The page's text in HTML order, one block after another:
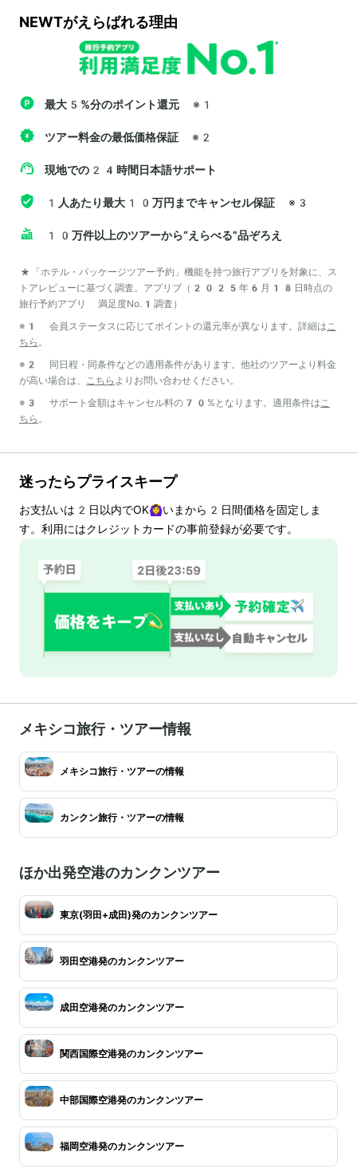
NEWTがえらばれる理由
最大5%分のポイント還元 ※1
ツアー料金の最低価格保証 ※2
現地での24時間日本語サポート
1人あたり最大10万円までキャンセル保証 ※3
10万件以上のツアーから“えらべる”品ぞろえ
*「ホテル・パッケージツアー予約」機能を持つ旅行アプリを対象に、ス
トアレビューに基づく調査。アプリブ（2025年6月18日時点の
旅行予約アプリ 満足度No.1調査）
※1 会員ステータスに応じてポイントの還元率が異なります。詳細はこ
ちら 。
※2 同日程・同条件などの適用条件があります。他社のツアーより料金
が高い場合は、 こちら よりお問い合わせください。
※3 サポート金額はキャンセル料の70%となります。適用条件はこ
ちら 。
迷ったらプライスキープ
お支払いは 2 日以内でOK🙆‍♀️いまから 2 日間価格を固定しま
す。利用にはクレジットカードの事前登録が必要です。
メキシコ旅行・ツアー情報
メキシコ旅行・ツアーの情報
カンクン旅行・ツアーの情報
ほか出発空港のカンクンツアー
東京(羽田+成田)発のカンクンツアー
羽田空港発のカンクンツアー
成田空港発のカンクンツアー
関西国際空港発のカンクンツアー
中部国際空港発のカンクンツアー
福岡空港発のカンクンツアー